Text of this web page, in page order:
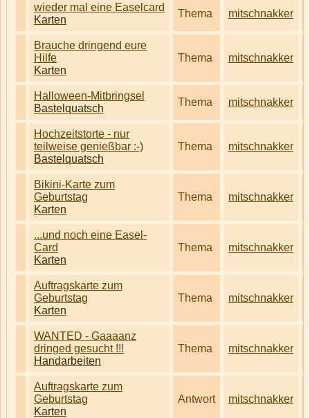
wieder mal eine Easelcard
Karten
Thema mitschnakker
Brauche dringend eure
Hilfe
Karten
Thema mitschnakker
Halloween-Mitbringsel
Bastelquatsch
Thema mitschnakker
Hochzeitstorte - nur
teilweise genießbar :-)
Bastelquatsch
Thema mitschnakker
Bikini-Karte zum
Geburtstag
Karten
Thema mitschnakker
...und noch eine Easel-
Card
Karten
Thema mitschnakker
Auftragskarte zum
Geburtstag
Karten
Thema mitschnakker
WANTED - Gaaaanz
dringed gesucht !!!
Handarbeiten
Thema mitschnakker
Auftragskarte zum
Geburtstag
Karten
Antwort mitschnakker